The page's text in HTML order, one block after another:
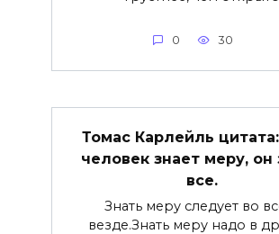
0 30
Томас Карлейль
человек знает меру, он
все.
Знать меру следует во
везде.Знать меру надо в